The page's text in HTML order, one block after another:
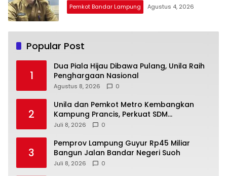
Pemkot Bandar Lampung Agustus 4, 2026
Popular Post
1
Dua Piala Hijau Dibawa Pulang, Unila Raih
Penghargaan Nasional
Agustus 8, 2026 0
2
Unila dan Pemkot Metro Kembangkan
Kampung Prancis, Perkuat SDM
Berwawasan Internasional
Juli 8, 2026 0
3
Pemprov Lampung Guyur Rp45 Miliar
Bangun Jalan Bandar Negeri Suoh
Juli 8, 2026 0